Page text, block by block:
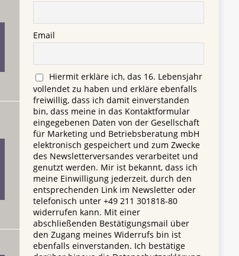
Email
Hiermit erkläre ich, das 16. Lebensjahr
vollendet zu haben und erkläre ebenfalls
freiwillig, dass ich damit einverstanden
bin, dass meine in das Kontaktformular
eingegebenen Daten von der Gesellschaft
für Marketing und Betriebsberatung mbH
elektronisch gespeichert und zum Zwecke
des Newsletterversandes verarbeitet und
genutzt werden. Mir ist bekannt, dass ich
meine Einwilligung jederzeit, durch den
entsprechenden Link im Newsletter oder
telefonisch unter +49 211 301818-80
widerrufen kann. Mit einer
abschließenden Bestätigungsmail über
den Zugang meines Widerrufs bin ist
ebenfalls einverstanden. Ich bestätige